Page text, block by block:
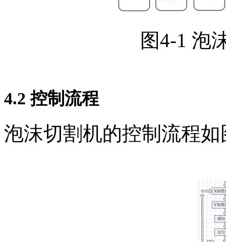
图4-1 泡沫切割
4.2控制流程
泡沫切割机的控制流程如